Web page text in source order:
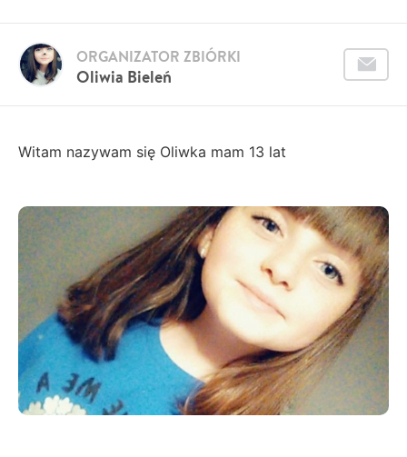
Oliwia Bieleń
ORGANIZATOR ZBIÓRKI
Witam nazywam się Oliwka mam 13 lat